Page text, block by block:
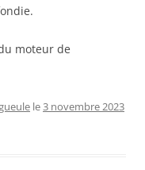
moteur de
le3 novembre 2023